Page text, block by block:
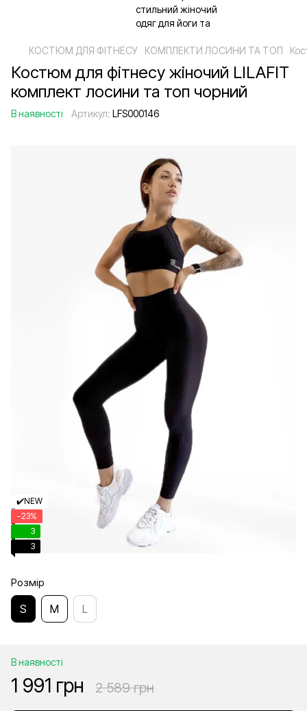
КОСТЮМ ДЛЯ ФІТНЕСУ КОМПЛЕКТИ ЛОСИНИ ТА ТОП
Костюм для фітнесу жіночий LILAFIT
комплект лосини та топ чорний
В наявності Артикул: LFS000146
✔️NEW
−23%
3
3
Розмір
S M L
В наявності
1 991 грн 2 589 грн